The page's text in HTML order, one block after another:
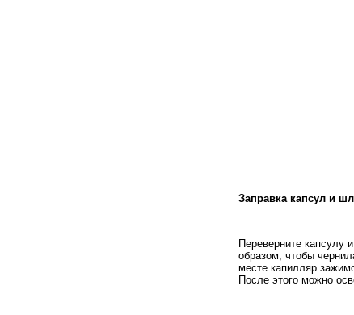
Заправка капсул и
Переверните капсулу
образом, чтобы
месте капилляр
После этого можно